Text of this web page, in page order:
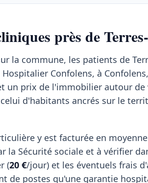
près de
la commune, les patients de
Confolens, à
un prix de l'immobilier autour de
d'habitants ancrés sur le
y est facturée en moyenne
la Sécurité sociale et à vérifier
(20 €/jour) et les éventuels frais
de postes qu'une garantie